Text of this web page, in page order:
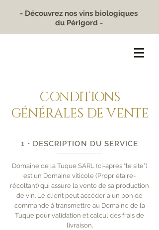
- Découvrez nos vins biologiques
du Périgord -
CONDITIONS
GÉNÉRALES DE VENTE
1 • DESCRIPTION DU SERVICE
Domaine de la Tuque SARL (ci-après “le site”)
est un Domaine viticole (Propriétaire-
récoltant) qui assure la vente de sa production
de vin. Le client peut accéder a un bon de
commande à transmettre au Domaine de la
Tuque pour validation et calcul des frais de
livraison.